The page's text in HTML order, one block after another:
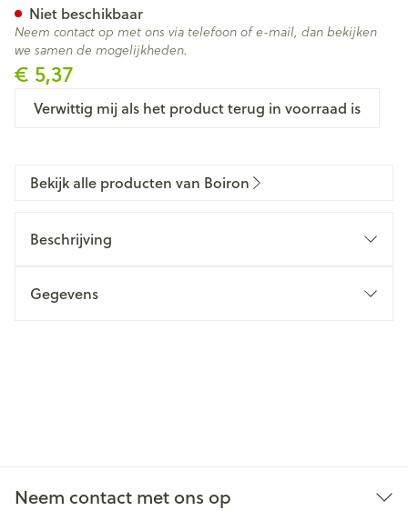
€ 5,37
Verwittig mij als het product terug in voorraad is
Niet beschikbaar
Neem contact op met ons via telefoon of e-mail, dan bekijken
we samen de mogelijkheden.
Bekijk alle producten van Boiron
Beschrijving
Gegevens
Neem contact met ons op